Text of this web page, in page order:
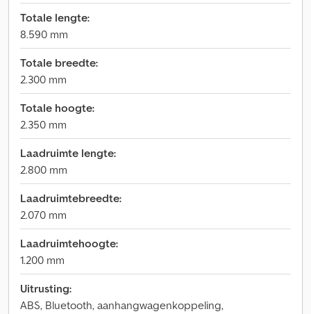
Totale lengte:
8.590 mm
Totale breedte:
2.300 mm
Totale hoogte:
2.350 mm
Laadruimte lengte:
2.800 mm
Laadruimtebreedte:
2.070 mm
Laadruimtehoogte:
1.200 mm
Uitrusting:
ABS, Bluetooth, aanhangwagenkoppeling,